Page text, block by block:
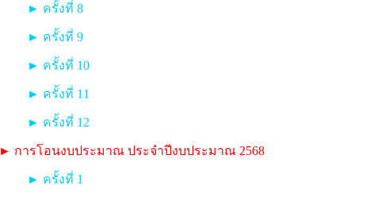
► ครั้งที่ 8
► ครั้งที่ 9
► ครั้งที่ 10
► ครั้งที่ 11
► ครั้งที่ 12
► การโอนงบประมาณ ประจำปีงบประมาณ 2568
► ครั้งที่ 1